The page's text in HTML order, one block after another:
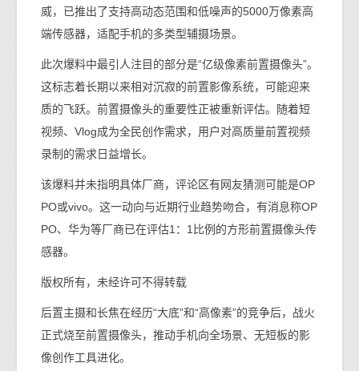
威，已推出了支持高动态范围和低噪声的5000万像素高
端传感器，适配手机的多类型辅摄场景。
此次爆料中最引人注目的部分是“亿级像素前置摄像头”。
这标志着长期以来相对沉寂的前置影像系统，可能迎来
质的飞跃。前置摄像头的重要性正被重新评估。随着短
视频、Vlog成为全民创作需求，用户对高质量前置视频
录制的需求日益增长。
该爆料并未指明具体厂商，评论区有网友猜测可能是OP
PO或vivo。这一动向与近期行业趋势吻合，有消息称OP
PO、华为等厂商已在评估1：1比例的方形前置摄像头传
感器。
版权所有，未经许可不得转载
后置主摄和长焦在经历“大底”和“高像素”的竞争后，战火
正式烧至前置摄像头，推动手机向全场景、无短板的影
像创作工具进化。